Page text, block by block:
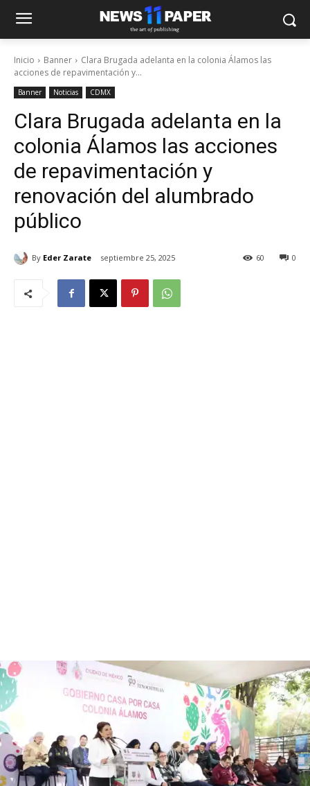
Inicio Banner
Clara Brugada adelanta en la colonia Álamos las
acciones de repavimentación y...
Banner Noticias CDMX
Clara Brugada adelanta en la
colonia Álamos las acciones
de repavimentación y
renovación del alumbrado
público
By Eder Zarate septiembre 25, 2025 0
60